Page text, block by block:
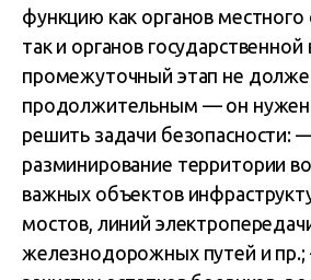
функцию как органов местного
так и органов
промежуточный этап не
продолжительным — он нужен
решить задачи безопасности:
разминирование территории
важных объектов
мостов, линий
железнодорожных путей и